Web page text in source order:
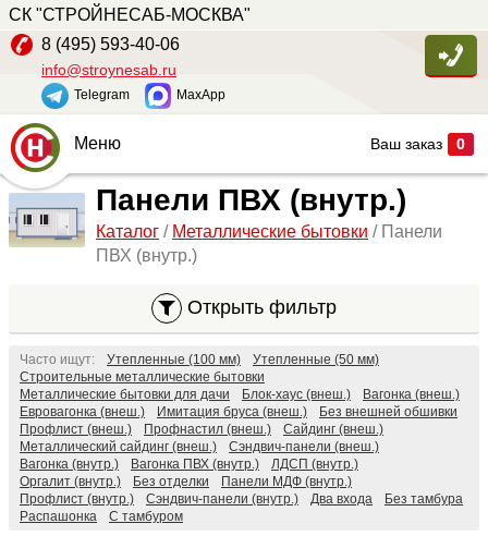
СК "СТРОЙНЕСАБ-МОСКВА"
8 (495) 593-40-06
info@stroynesab.ru
Telegram MaxApp
Ваш заказ 0
Главная
Каталог
Наши работы
Сопутствующие товары
О компании
Контакты
Меню
Панели ПВХ (внутр.)
Каталог / Металлические бытовки / Панели
ПВХ (внутр.)
Открыть фильтр
Часто ищут: Утепленные (100 мм)
Утепленные (50 мм)
Строительные металлические бытовки
Металлические бытовки для дачи
Блок-хаус (внеш.)
Вагонка (внеш.)
Евровагонка (внеш.)
Имитация бруса (внеш.)
Без внешней обшивки
Профлист (внеш.)
Профнастил (внеш.)
Сайдинг (внеш.)
Металлический сайдинг (внеш.)
Сэндвич-панели (внеш.)
Вагонка (внутр.)
Вагонка ПВХ (внутр.)
ЛДСП (внутр.)
Оргалит (внутр.)
Без отделки
Панели МДФ (внутр.)
Профлист (внутр.)
Сэндвич-панели (внутр.) Два входа
Без тамбура
Распашонка
C тамбуром